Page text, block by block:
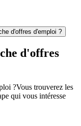
d'offres d'emploi ?
d'offres
?Vous trouverez les
qui vous intéresse